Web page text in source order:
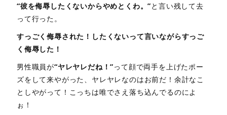
“彼を侮辱したくないからやめとくわ。”と言い残して去
って行った。
すっごく侮辱された！したくないって言いながらすっご
く侮辱した！
男性職員が“ヤレヤレだね！”って顔で両手を上げたポー
ズをして来やがった、ヤレヤレなのはお前だ！余計なこ
としやがって！こっちは唯でさえ落ち込んでるのによ
ぉ！